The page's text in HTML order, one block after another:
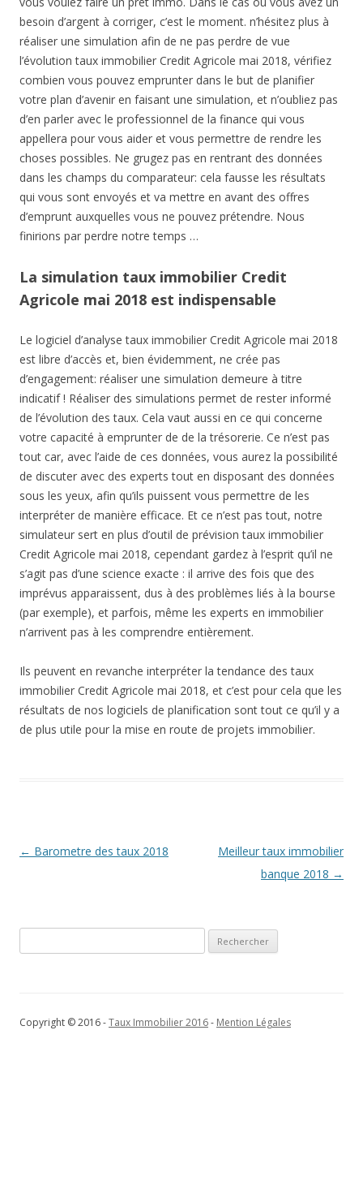
besoin d’argent à corriger, c’est le moment. n’hésitez plus à
réaliser une simulation afin de ne pas perdre de vue
l’évolution taux immobilier Credit Agricole mai 2018, vérifiez
combien vous pouvez emprunter dans le but de planifier
votre plan d’avenir en faisant une simulation, et n’oubliez pas
d’en parler avec le professionnel de la finance qui vous
appellera pour vous aider et vous permettre de rendre les
choses possibles. Ne grugez pas en rentrant des données
dans les champs du comparateur: cela fausse les résultats
qui vous sont envoyés et va mettre en avant des offres
d’emprunt auxquelles vous ne pouvez prétendre. Nous
finirions par perdre notre temps …
La simulation taux immobilier Credit
Agricole mai 2018 est indispensable
Le logiciel d’analyse taux immobilier Credit Agricole mai 2018
est libre d’accès et, bien évidemment, ne crée pas
d’engagement: réaliser une simulation demeure à titre
indicatif ! Réaliser des simulations permet de rester informé
de l’évolution des taux. Cela vaut aussi en ce qui concerne
votre capacité à emprunter de de la trésorerie. Ce n’est pas
tout car, avec l’aide de ces données, vous aurez la possibilité
de discuter avec des experts tout en disposant des données
sous les yeux, afin qu’ils puissent vous permettre de les
interpréter de manière efficace. Et ce n’est pas tout, notre
simulateur sert en plus d’outil de prévision taux immobilier
Credit Agricole mai 2018, cependant gardez à l’esprit qu’il ne
s’agit pas d’une science exacte : il arrive des fois que des
imprévus apparaissent, dus à des problèmes liés à la bourse
(par exemple), et parfois, même les experts en immobilier
n’arrivent pas à les comprendre entièrement.
Ils peuvent en revanche interpréter la tendance des taux
immobilier Credit Agricole mai 2018, et c’est pour cela que les
résultats de nos logiciels de planification sont tout ce qu’il y a
de plus utile pour la mise en route de projets immobilier.
Navigation
← Barometre des taux 2018
Meilleur taux immobilier
banque 2018 →
Copyright © 2016 -Taux Immobilier 2016- Mention Légales